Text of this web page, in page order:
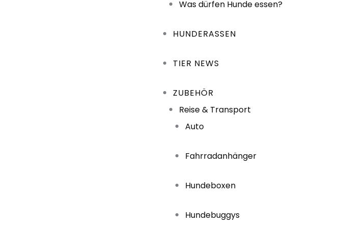
Was dürfen Hunde essen?
HUNDERASSEN
TIER NEWS
ZUBEHÖR
Reise & Transport
Auto
Fahrradanhänger
Hundeboxen
Hundebuggys